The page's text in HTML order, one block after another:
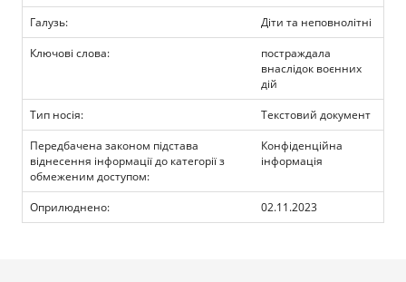
Галузь:
Діти та неповнолітні
Ключові слова:
постраждала
внаслідок воєнних
дій
Тип носія:
Текстовий документ
Передбачена законом підстава
віднесення інформації до категорії з
обмеженим доступом:
Конфіденційна
інформація
Оприлюднено: 02.11.2023